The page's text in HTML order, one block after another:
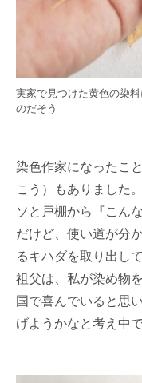
実家で見つけた黄色の染
のだそう
染色作家になったこ
こう）もありました
ソと戸棚から『こん
だけど、使い道が分
るキハダを取り出し
祖父は、私が染め物
国で喜んでいると思
げようかなと考え中で